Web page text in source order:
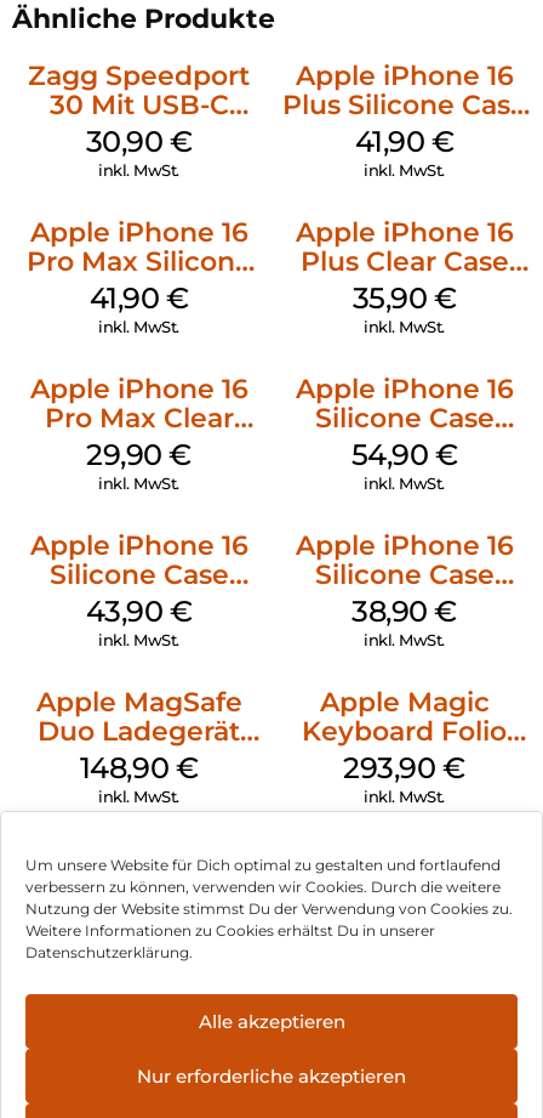
Um unsere Website für Dich optimal zu gestalten und fortlaufend
verbessern zu können, verwenden wir Cookies. Durch die weitere
Nutzung der Website stimmst Du der Verwendung von Cookies zu.
Weitere Informationen zu Cookies erhältst Du in unserer
Datenschutzerklärung.
Alle akzeptieren
Nur erforderliche akzeptieren
Ähnliche Produkte
Zagg Speedport
30 Mit USB-C
Kabel Weiß
30,90 €
inkl. MwSt.
Apple iPhone 16
Plus Silicone Case
MagSafe Stone
Gray
41,90 €
inkl. MwSt.
Apple iPhone 16
Pro Max Silicone
Case MagSafe
Ultramarine
41,90 €
inkl. MwSt.
Apple iPhone 16
Plus Clear Case
MagSafe
Transparent
35,90 €
inkl. MwSt.
Apple iPhone 16
Pro Max Clear
Case MagSafe
Transparent
29,90€
inkl. MwSt.
Apple iPhone 16
Silicone Case
MagSafe Black
54,90 €
inkl. MwSt.
Apple iPhone 16
Silicone Case
MagSafe Plum
43,90 €
inkl. MwSt.
Apple iPhone 16
Silicone Case
MagSafe
Ultramarine
38,90€
inkl. MwSt.
Apple MagSafe
Duo Ladegerät
Weiß
148,90 €
inkl. MwSt.
Apple Magic
Keyboard Folio
iPad 10.9″ (10.Gen.)
Weiß
293,90€
inkl. MwSt.
Impressum
Hinweis zur Batterieentsorgung